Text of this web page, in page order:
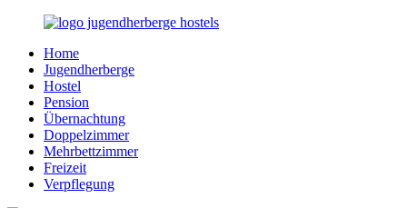
Zurück
Inhalt
Jugendherberge-
Hostels.de
Reisen
junge
jung
gebliebene
Menschen
Home
Jugendherberge
Hostel
Pension
Übernachtung
Doppelzimmer
Mehrbettzimmer
Freizeit
Verpflegung